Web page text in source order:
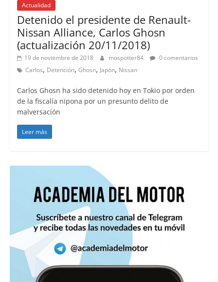
Actualidad
Detenido el presidente de Renault-
Nissan Alliance, Carlos Ghosn
(actualización 20/11/2018)
19 de noviembre de 2018 mospotter84
0 comentarios
Carlos, Detención, Ghosn, Japón, Nissan
Carlos Ghosn ha sido detenido hoy en Tokio por orden
de la fiscalía nipona por un presunto delito de
malversación
Leer más